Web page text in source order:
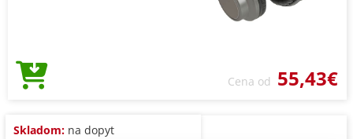
Cena od 55,43€
Skladom: na dopyt